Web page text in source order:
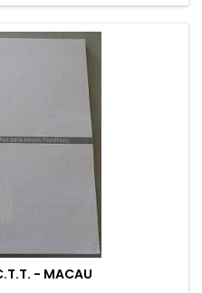
- MACAU